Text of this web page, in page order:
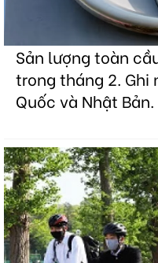
Sản lượng toàn
trong tháng 2. Ghi
Quốc và Nhật Bản.